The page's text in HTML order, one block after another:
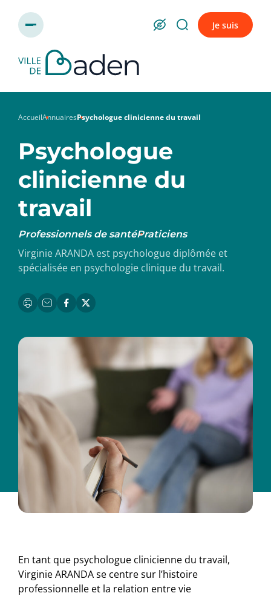
Je suis
AccueilAnnuairesPsychologue clinicienne du travail
Psychologue
clinicienne du
travail
Professionnels de santéPraticiens
Virginie ARANDA est psychologue diplômée et
spécialisée en psychologie clinique du travail.
En tant que psychologue clinicienne du travail,
Virginie ARANDA se centre sur l’histoire
professionnelle et la relation entre vie